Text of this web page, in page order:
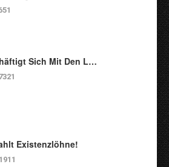
Sich Mit Den L…
Existenzlöhne!